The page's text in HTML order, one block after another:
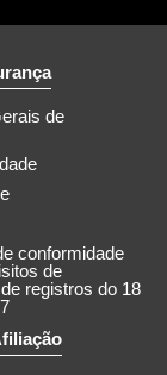
de
conformidade
de
registros do 18